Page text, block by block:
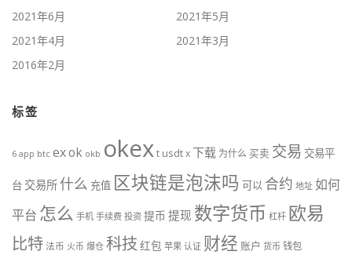
2021年6月
2021年5月
2021年4月
2021年3月
2016年2月
标签
6 app btc exok okb okext usdtx下载 为什么 买卖 交易 交易平
台 交易所 什么 充值 区块链是泡沫吗 可以 合约 地址 如何
平台 怎么 手机 手续费 投资 提币 提现 数字货币 杠杆 欧易
比特法币 火币 爆仓 科技 红包 苹果 认证 财经 账户 货币 钱包